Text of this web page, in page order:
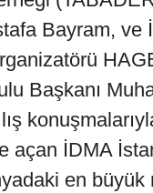
Bayram, ve
Başkanı
açan İDMA
en büyük